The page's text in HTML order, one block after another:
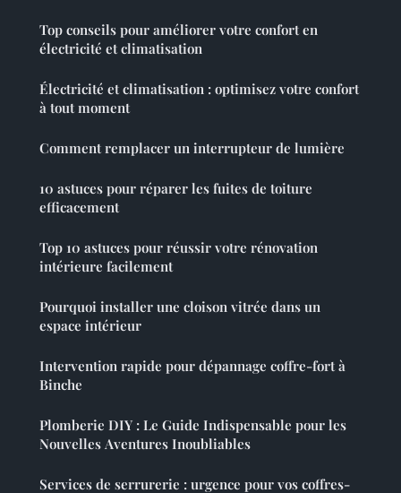
Top conseils pour améliorer votre confort en
électricité et climatisation
Électricité et climatisation : optimisez votre confort
à tout moment
Comment remplacer un interrupteur de lumière
10 astuces pour réparer les fuites de toiture
efficacement
Top 10 astuces pour réussir votre rénovation
intérieure facilement
Pourquoi installer une cloison vitrée dans un
espace intérieur
Intervention rapide pour dépannage coffre-fort à
Binche
Plomberie DIY : Le Guide Indispensable pour les
Nouvelles Aventures Inoubliables
Services de serrurerie : urgence pour vos coffres-